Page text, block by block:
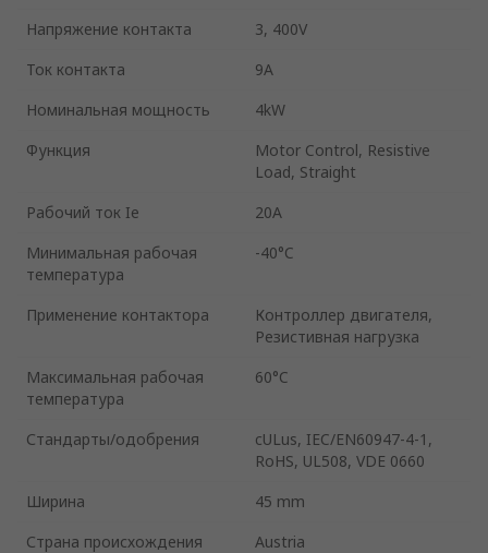
Напряжение контакта
3, 400V
Ток контакта
9A
Номинальная мощность
4kW
Функция
Motor Control, Resistive
Load, Straight
Рабочий ток Ie
20A
Минимальная рабочая
температура
-40°C
Применение контактора
Контроллер двигателя,
Резистивная нагрузка
Максимальная рабочая
температура
60°C
Стандарты/одобрения
cULus, IEC/EN60947-4-1,
RoHS, UL508, VDE 0660
Ширина
45 mm
Страна происхождения
Austria